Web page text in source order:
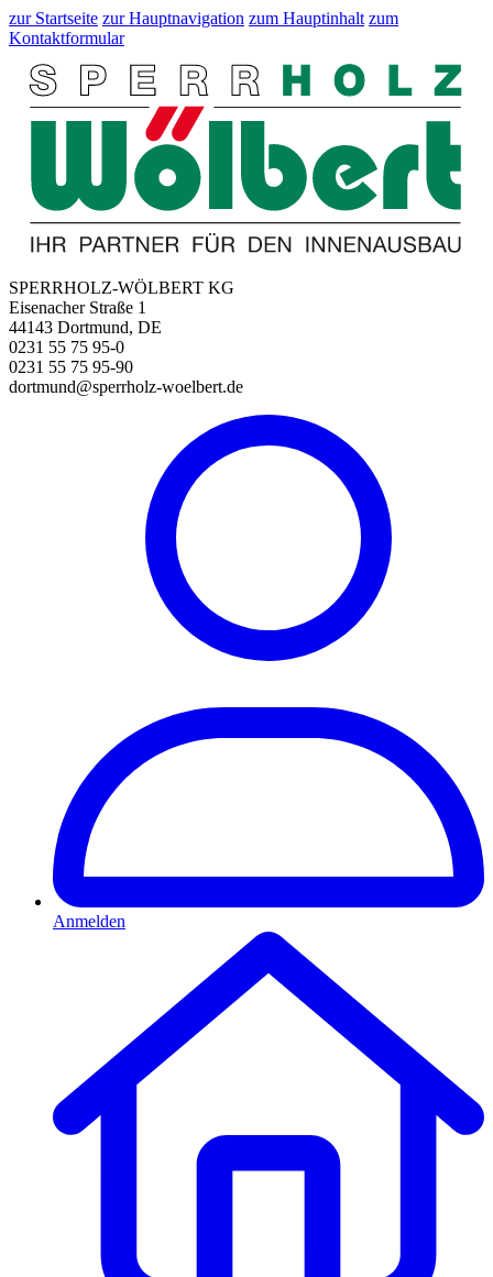
zur Startseite zur Hauptnavigation zum Hauptinhalt zum
Kontaktformular
SPERRHOLZ-WÖLBERT KG
Eisenacher Straße 1
44143 Dortmund, DE
0231 55 75 95-0
0231 55 75 95-90
dortmund@sperrholz-woelbert.de
Anmelden